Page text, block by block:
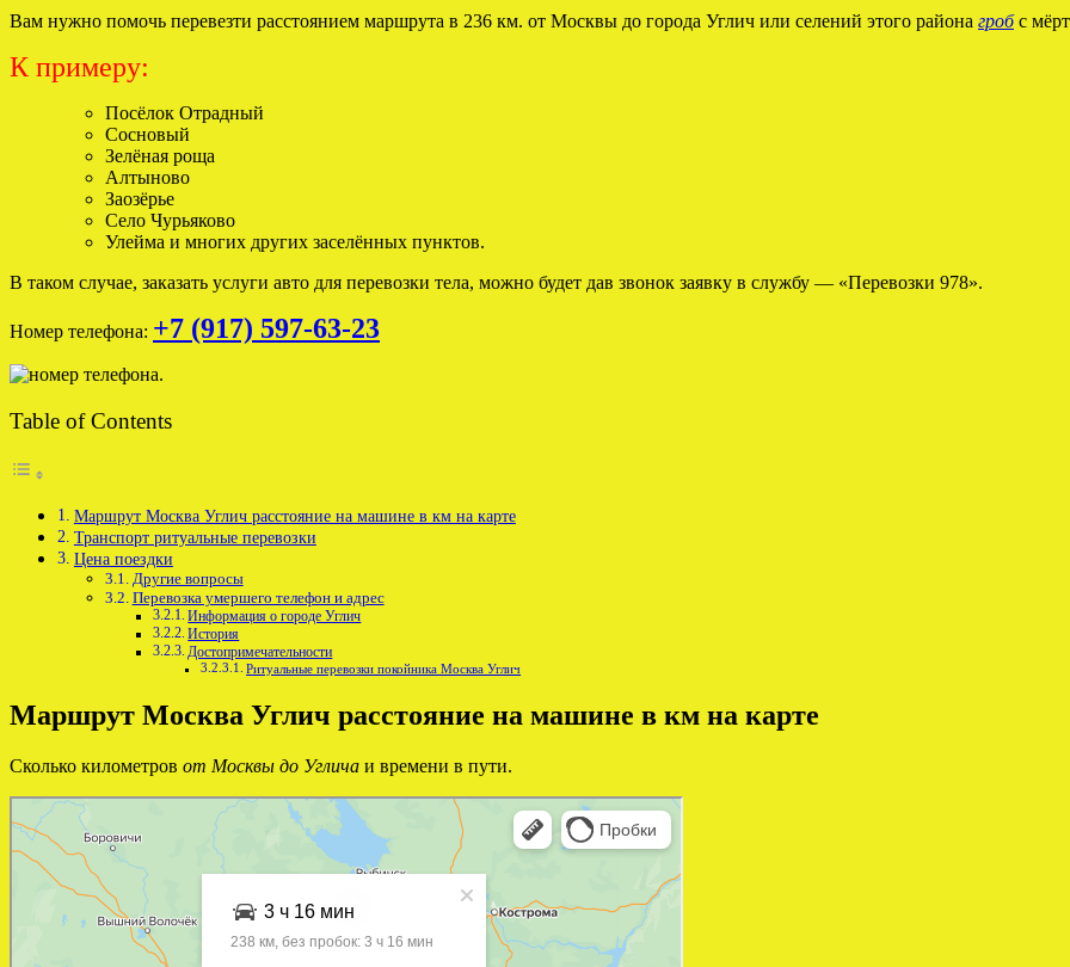
Вам нужно помочь перевезти расстоянием маршрута в 236 км. от Москвы до города Углич или селений этого района гробс
К примеру:
Посёлок Отрадный
Сосновый
Зелёная роща
Алтыново
Заозёрье
Село Чурьяково
Улейма и многих других заселённых пунктов.
В таком случае, заказать услуги авто для перевозки тела, можно будет дав звонок заявку в службу — «Перевозки 978».
Номер телефона: +7 (917) 597-63-23
Table of Contents
Маршрут Москва Углич расстояние на машине в км на карте
Транспорт ритуальные перевозки
Цена поездки
Другие вопросы
Перевозка умершего телефон и адрес
Информация о городе Углич
История
Достопримечательности
Ритуальные перевозки покойника Москва Углич
Маршрут Москва Углич расстояние на машине в км на карте
Сколько километров от Москвы до Углича и времени в пути.
Яндекс Карты
Яндекс Карты